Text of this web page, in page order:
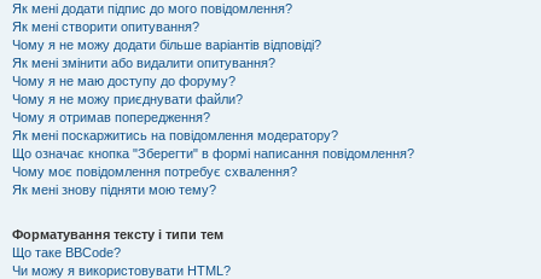
Як мені додати підпис до мого повідомлення?
Як мені створити опитування?
Чому я не можу додати більше варіантів відповіді?
Як мені змінити або видалити опитування?
Чому я не маю доступу до форуму?
Чому я не можу приєднувати файли?
Чому я отримав попередження?
Як мені поскаржитись на повідомлення модератору?
Що означає кнопка "Зберегти" в формі написання повідомлення?
Чому моє повідомлення потребує схвалення?
Як мені знову підняти мою тему?
Форматування тексту і типи тем
Що таке BBCode?
Чи можу я використовувати HTML?